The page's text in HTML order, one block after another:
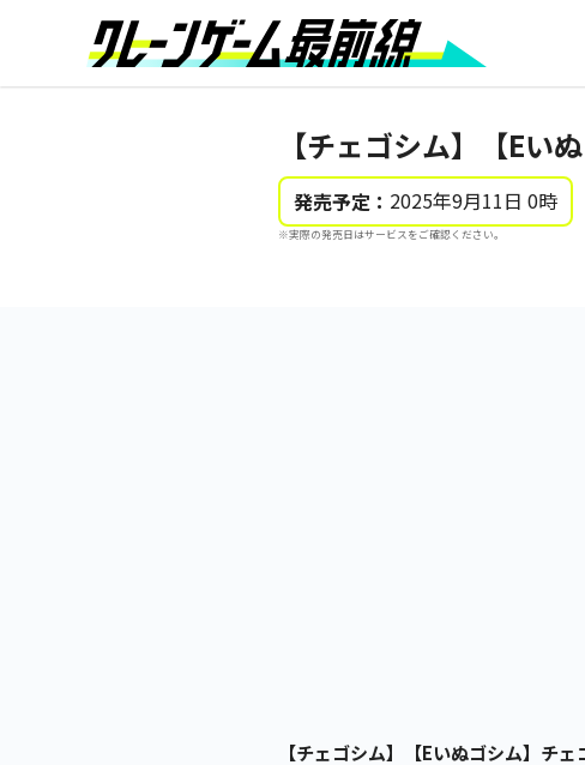
【チェゴシム】【Eい
発売予定： 2025年9月11日 0時
※実際の発売日はサービスをご確認ください。
【チェゴシム】【Eいぬゴシム】チ